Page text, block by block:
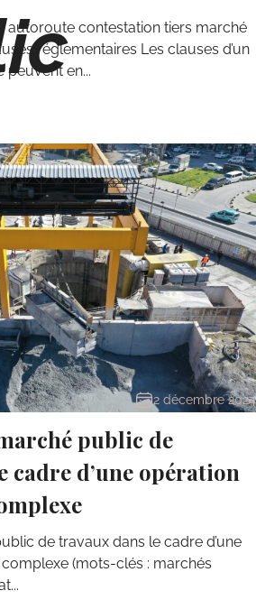
autoroute contestation tiers marché
réglementaires Les clauses d’un
peuvent en...
2 décembre 2024
public de
cadre d’une opération
de travaux dans le cadre d’une
(mots-clés : marchés